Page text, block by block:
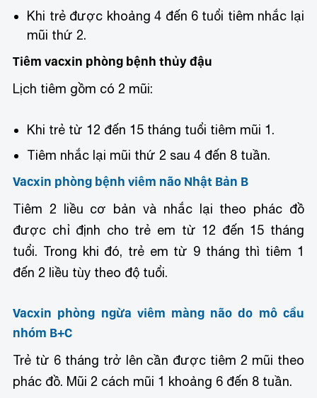
Khi trẻ được khoảng 4 đến 6 tuổi tiêm nhắc lại
mũi thứ 2.
Tiêm vacxin phòng bệnh thủy đậu
Lịch tiêm gồm có 2 mũi:
Khi trẻ từ 12 đến 15 tháng tuổi tiêm mũi 1.
Tiêm nhắc lại mũi thứ 2 sau 4 đến 8 tuần.
Vacxin phòng bệnh viêm não Nhật Bản B
Tiêm 2 liều cơ bản và nhắc lại theo phác đồ
được chỉ định cho trẻ em từ 12 đến 15 tháng
tuổi. Trong khi đó, trẻ em từ 9 tháng thì tiêm 1
đến 2 liều tùy theo độ tuổi.
Vacxin phòng ngừa viêm màng não do mô cầu
nhóm B+C
Trẻ từ 6 tháng trở lên cần được tiêm 2 mũi theo
phác đồ. Mũi 2 cách mũi 1 khoảng 6 đến 8 tuần.